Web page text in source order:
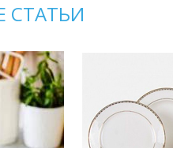
СТАТЬИ